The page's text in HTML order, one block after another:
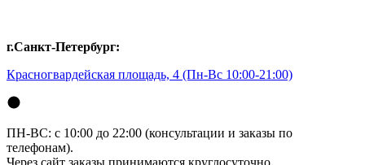
г.Санкт-Петербург:
Красногвардейская площадь, 4 (Пн-Вс 10:00-21:00)
ПН-ВС: с 10:00 до 22:00 (консультации и заказы по
телефонам).